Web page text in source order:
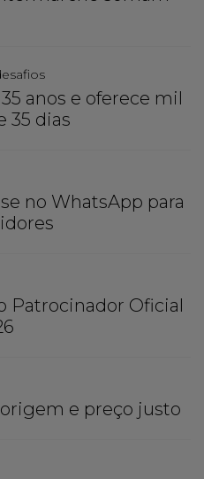
anos e oferece mil
35 dias
no WhatsApp para
Patrocinador Oficial
e preço justo